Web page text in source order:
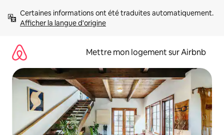
directement
Afficher la langue d'origine
Mettre mon logement sur Airbnb